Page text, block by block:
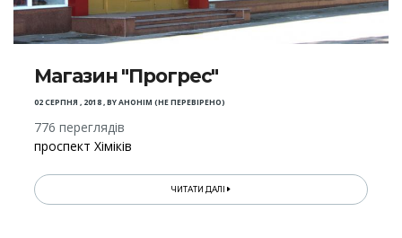
Магазин "Прогрес"
02 СЕРПНЯ , 2018,BYАНОНІМ (НЕ ПЕРЕВІРЕНО)
776 переглядів
проспект Хіміків
ЧИТАТИ ДАЛІ